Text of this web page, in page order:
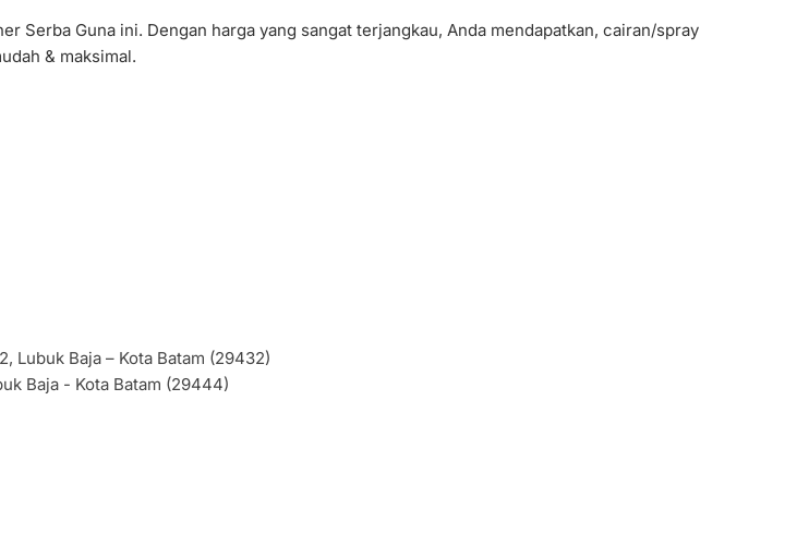
Serba Guna ini. Dengan harga yang sangat terjangkau, Anda mendapatkan, cairan/spray
& maksimal.
Lubuk Baja – Kota Batam (29432)
Baja - Kota Batam (29444)